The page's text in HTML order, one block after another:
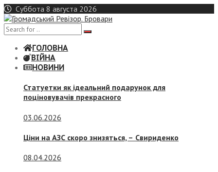
Skip
to
content
Суббота 8 августа 2026
ГОЛОВНА
ВІЙНА
НОВИНИ
Статуетки як ідеальний подарунок для
поціновувачів прекрасного
03.06.2026
Ціни на АЗС скоро знизяться, – Свириденко
08.04.2026